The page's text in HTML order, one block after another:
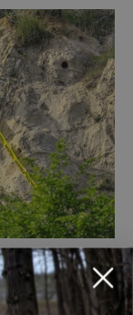
FIM Endurogp
temporada